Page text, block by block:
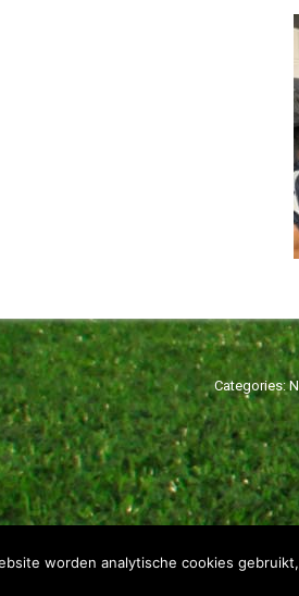
Categories:
rechten voorbehouden
worden analytische cookies